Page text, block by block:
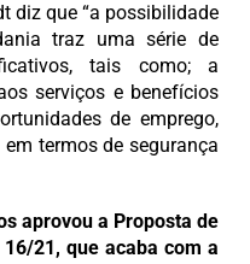
diz que “a possibilidade
traz uma série de
tais como; a
serviços e benefícios
de emprego,
termos de segurança
aprovou a Proposta de
16/21, que acaba com a